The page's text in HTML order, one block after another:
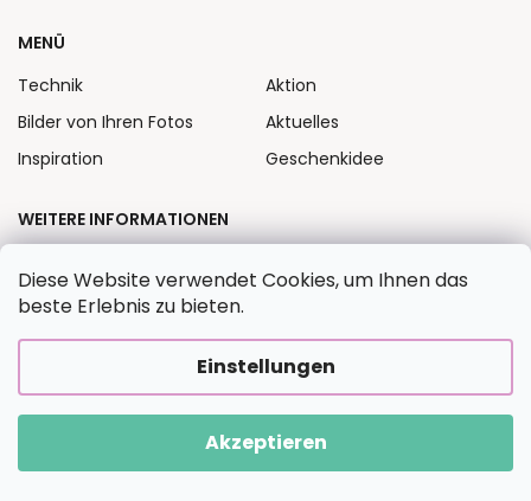
Diese Website verwendet Cookies, um Ihnen das
beste Erlebnis zu bieten.
Einstellungen
Akzeptieren
MENÜ
Technik
Bilder von Ihren Fotos
Inspiration
Aktion
Aktuelles
Geschenkidee
WEITERE INFORMATIONEN
Geschäftsbedingungen
Versand und
Zahlungsinformationen
Treue- und
Bonusprogramm
HÄUFIG GESTELLTE FRAGEN